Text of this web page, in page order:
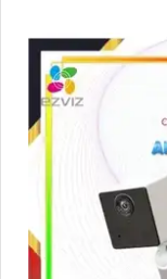
còn tích hợp tính
bằng còi và đèn
nhà xưởng công